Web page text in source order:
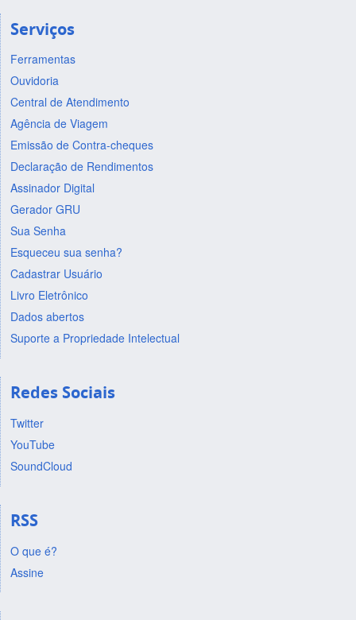
Serviços
Ferramentas
Ouvidoria
Central de Atendimento
Agência de Viagem
Emissão de Contra-cheques
Declaração de Rendimentos
Assinador Digital
Gerador GRU
Sua Senha
Esqueceu sua senha?
Cadastrar Usuário
Livro Eletrônico
Dados abertos
Suporte a Propriedade Intelectual
Redes Sociais
Twitter
YouTube
SoundCloud
RSS
O que é?
Assine